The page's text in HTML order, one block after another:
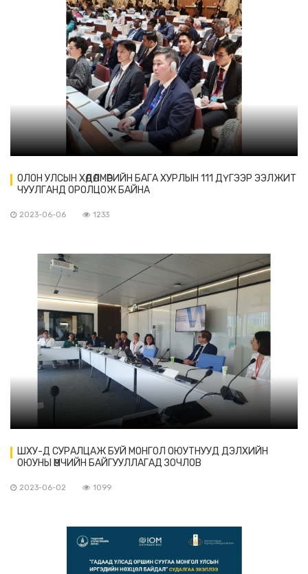
ОЛОН УЛСЫН ХӨДӨЛМӨРИЙН БАГА ХУРЛЫН 111 ДҮГЭЭР ЭЭЛЖИТ
ЧУУЛГАНД ОРОЛЦОЖ БАЙНА
2023-06-06 1233
ШХУ-Д СУРАЛЦАЖ БУЙ МОНГОЛ ОЮУТНУУД ДЭЛХИЙН
ОЮУНЫ ӨМЧИЙН БАЙГУУЛЛАГАД ЗОЧЛОВ
2023-06-02 1099